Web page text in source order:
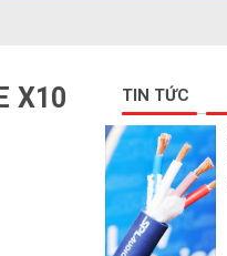
X10 TIN TỨC